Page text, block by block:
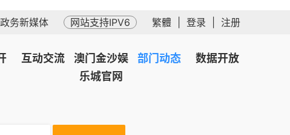
政务新媒体 网站支持IPV6 繁體 登录 注册
互动交流
澳门金沙娱
乐城官网
部门动态 数据开放